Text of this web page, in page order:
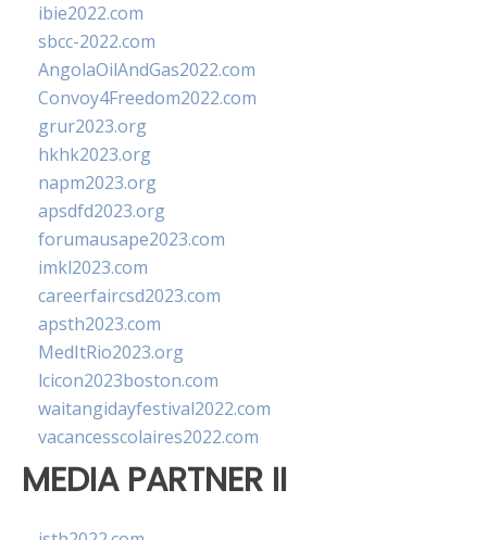
ibie2022.com
sbcc-2022.com
AngolaOilAndGas2022.com
Convoy4Freedom2022.com
grur2023.org
hkhk2023.org
napm2023.org
apsdfd2023.org
forumausape2023.com
imkl2023.com
careerfaircsd2023.com
apsth2023.com
MedItRio2023.org
lcicon2023boston.com
waitangidayfestival2022.com
vacancesscolaires2022.com
MEDIA PARTNER II